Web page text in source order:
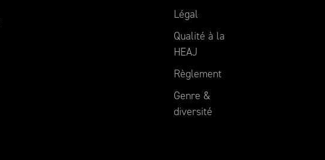
Légal
Qualité à la
HEAJ
Règlement
Genre &
diversité